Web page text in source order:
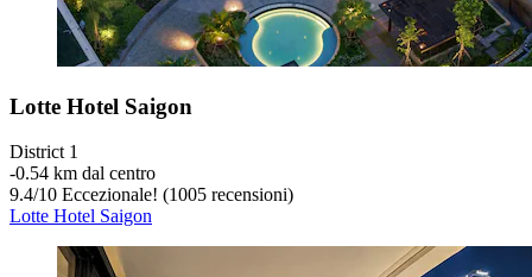
Lotte Hotel Saigon
District 1
‐0.54 km dal centro
9.4/10 Eccezionale! (1005 recensioni)
Lotte Hotel Saigon